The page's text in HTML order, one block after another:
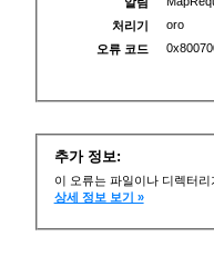
처리기
oro
오류 코드
추가 정보:
이 오류는 파일이나 디렉터
상세 정보 보기 »